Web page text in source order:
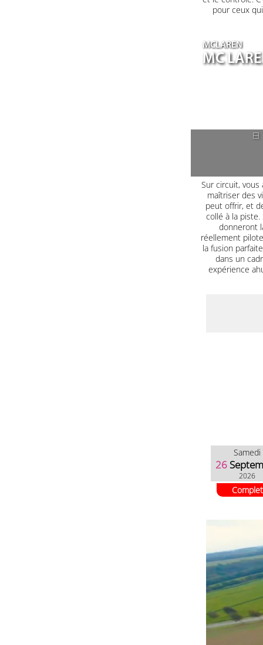
pour ceux
MCLAREN
MC
8
Sur circuit, vous
maîtriser des
peut offrir, et
collé à la
donneront
réellement
la fusion
dans un
expérience
Samedi
26
2026
Complet